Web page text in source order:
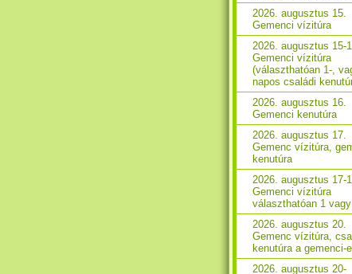
2026. augusztus 15.
Gemenci vízitúra
2026. augusztus 15-
Gemenci vízitúra
(választhatóan 1-,
napos családi
2026. augusztus 16.
Gemenci kenutúra
2026. augusztus 17.
Gemenc vízitúra,
kenutúra
2026. augusztus 17-
Gemenci vízitúra
választhatóan 1
2026. augusztus 20.
Gemenc vízitúra,
kenutúra a gemenci-
2026. augusztus 20-